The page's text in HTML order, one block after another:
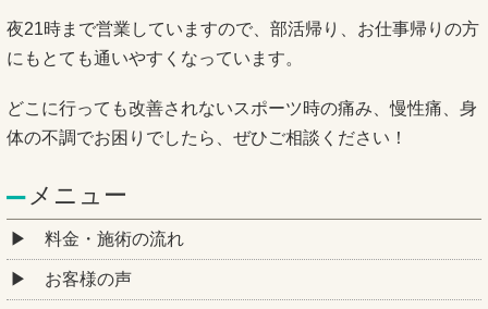
夜21時まで営業していますので、部活帰り、お仕事帰りの方
にもとても通いやすくなっています。
どこに行っても改善されないスポーツ時の痛み、慢性痛、身
体の不調でお困りでしたら、ぜひご相談ください！
メニュー
料金・施術の流れ
お客様の声